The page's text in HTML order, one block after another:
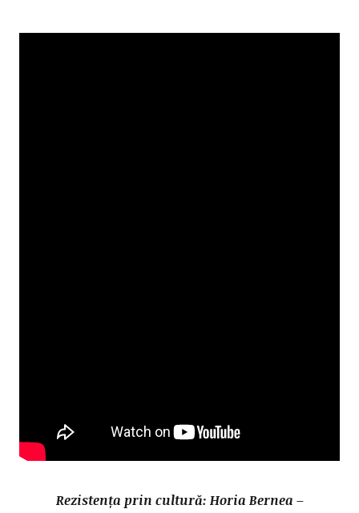
Rezistența prin cultură: Horia Bernea –